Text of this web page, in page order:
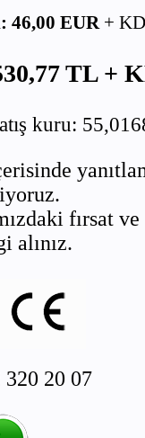
46,00 EUR +
TL +
kuru:
fırsat
alınız.
20 07